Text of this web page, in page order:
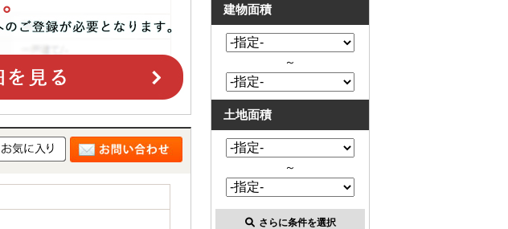
建物面積
～
土地面積
～
さらに条件を選択